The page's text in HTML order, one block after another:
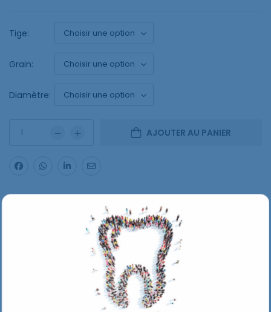
Tige:
Grain:
Diamètre:
AJOUTER AU PANIER
Spécifications
Produits Similaires